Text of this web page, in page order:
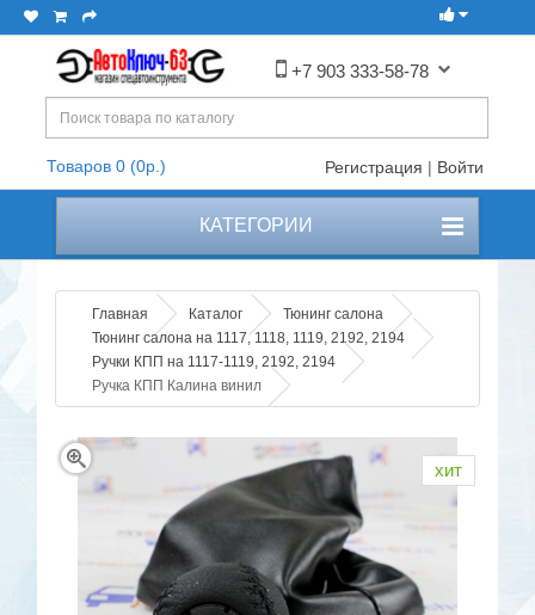
+7 903 333-58-78
Товаров 0 (0р.) Регистрация | Войти
КАТЕГОРИИ
Главная Каталог
Тюнинг салона
Тюнинг салона на 1117, 1118, 1119, 2192, 2194
Ручки КПП на 1117-1119, 2192, 2194
Ручка КПП Калина винил
хит